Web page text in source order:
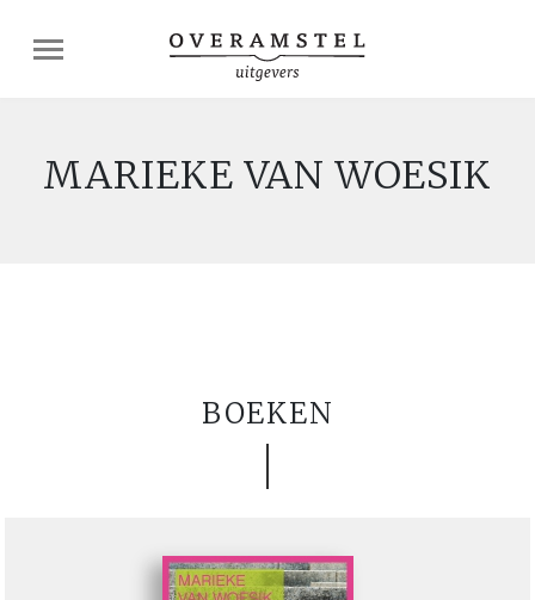
MARIEKE VAN WOESIK
BOEKEN